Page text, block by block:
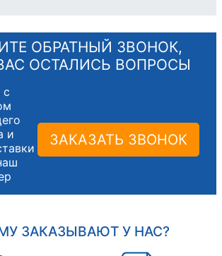
ОБРАТНЫЙ ЗВОНОК,
ОСТАЛИСЬ ВОПРОСЫ
и
ЗАКАЗАТЬ ЗВОНОК
ЗАКАЗЫВАЮТ У НАС?